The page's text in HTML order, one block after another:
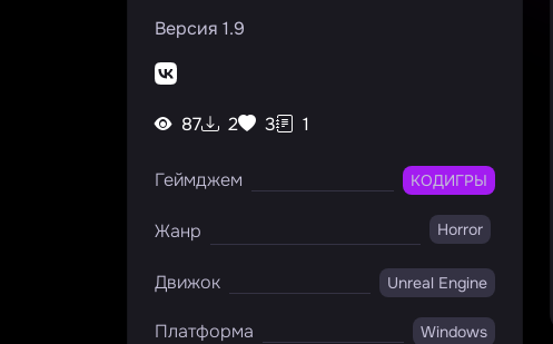
Версия 1.9
87 2 3 1
Геймджем КОДИГРЫ
Жанр Horror
Движок Unreal Engine
Платформа Windows